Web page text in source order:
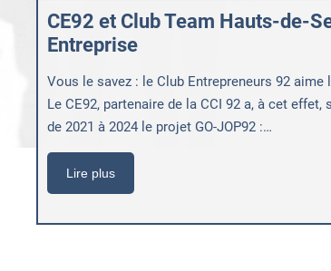
CE92 et Club Team Hauts-de-
Entreprise
Vous le savez : le Club Entrepreneurs 92 aime
Le CE92, partenaire de la CCI 92 a, à cet effet,
de 2021 à 2024 le projet GO-JOP92 :…
Lire plus